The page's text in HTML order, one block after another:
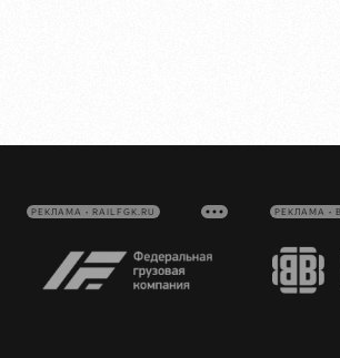
РЕКЛАМА • RAILFGK.RU РЕКЛАМА •